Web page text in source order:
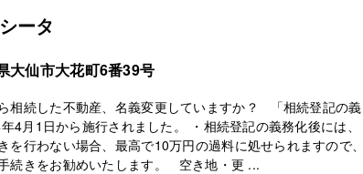
ータ
大仙市大花町6番39号
相続した不動産、名義変更していますか？ 「相続登記の義
4月1日から施行されました。 ・相続登記の義務化後には、
を行わない場合、最高で10万円の過料に処せられますので、
続きをお勧めいたします。 空き地・更 ...